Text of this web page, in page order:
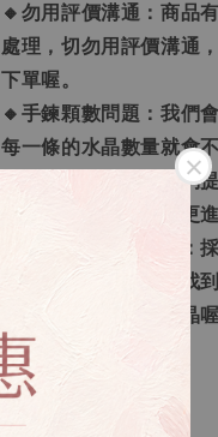
🔸勿用評價溝通：商品
處理，切勿用評價溝通
下單喔。
🔸手鍊顆數問題：我們
每一條的水晶數量就會
🔸客製化之範圍：我們
需求的訂做」，還有更
🔸生命靈數量身訂做：
讓您更了解自己，並找
真正屬於您需要的水晶
【如何量手圍】
水晶手鍊戴非慣用手